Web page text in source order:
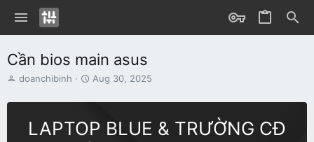
Cần bios main asus
T
r
doanchibinh
S
a
t
Aug 30, 2025
LAPTOP BLUE & TRƯỜNG CĐ